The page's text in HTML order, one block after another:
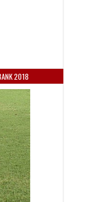
2018